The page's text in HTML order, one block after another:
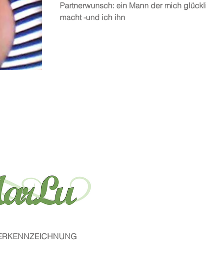
Partnerwunsch: ein Mann der mich
macht -und ich ihn